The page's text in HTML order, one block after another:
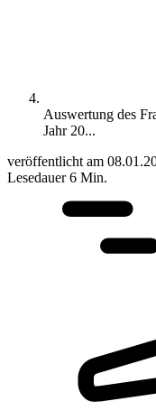
Auswertung des
Jahr 20...
veröffentlicht am
Lesedauer6 Min.